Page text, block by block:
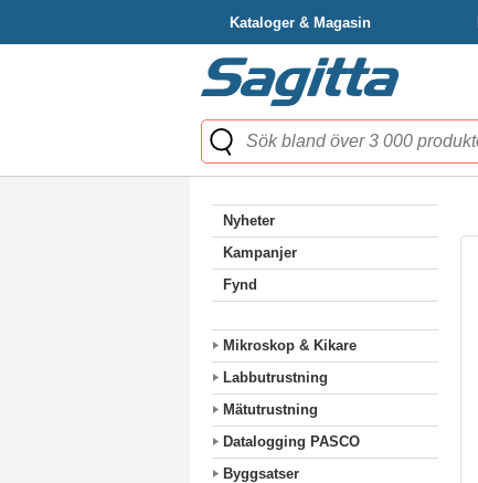
Kataloger & Magasin
Nyheter
Kampanjer
Fynd
Mikroskop & Kikare
Labbutrustning
Mätutrustning
Datalogging PASCO
Byggsatser